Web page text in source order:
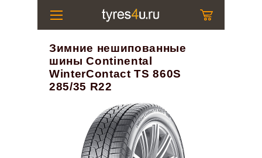
Зимние нешипованные
шины Continental
WinterContact TS 860S
285/35 R22